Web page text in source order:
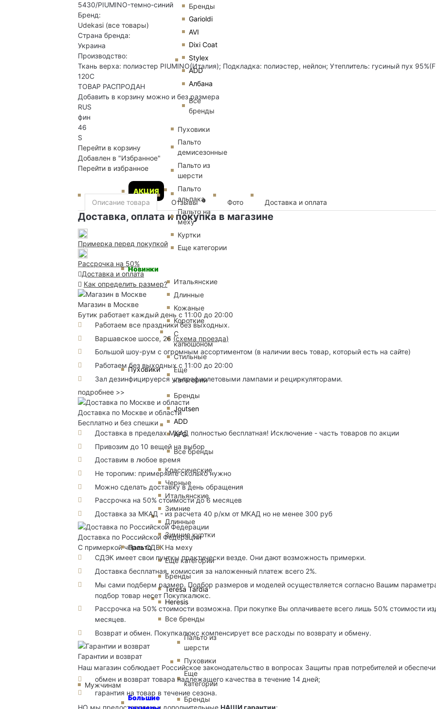
Бренды
Garioldi
AVI
Dixi Coat
Stylex
ADD
Албана
Все
бренды
АКЦИЯ
Пуховики
Пальто
демисезонные
Пальто из
шерсти
Пальто
альпака
Пальто на
меху
Куртки
Еще категории
Мужчинам
Новинки
Пуховики
Итальянские
Длинные
Кожаные
Короткие
С
капюшоном
Стильные
Еще
категории
Бренды
Joutsen
ADD
AFG
Все бренды
Пальто
Классические
Черные
Итальянские
Зимние
Длинные
Зимние куртки
На меху
Еще категории
Бренды
Teresa Tardia
Heresis
Все бренды
Большие
Пальто из
шерсти
Пуховики
Еще
категории
Бренды
5430/PIUMINO-темно-синий
Бренд:
Udekasi (все товары)
Страна бренда:
Украина
Производство:
Ткань верха: полиэстер PIUMINO(Италия); Подкладка: полиэстер, нейлон; Утеплитель: гусиный пух
120С
ТОВАР РАСПРОДАН
Добавить в корзину можно и без размера
RUS
фин
46
S
Перейти в корзину
Добавлен в "Избранное"
Перейти в избранное
Описание товара Отзывы 0 Фото Доставка и оплата
Доставка, оплата и покупка в магазине
Примерка перед покупкой
Рассрочка на 50%
Доставка и оплата
Как определить размер?
Магазин в Москве
Бутик работает каждый день с 11:00 до 20:00
Работаем все праздники без выходных.
Варшавское шоссе, 26 (схема проезда)
Большой шоу-рум с огромным ассортиментом (в наличии весь товар, который есть на сайте)
Работаем без выходных с 11:00 до 20:00
Зал дезинфицируерся ультрафиолетовыми лампами и рециркуляторами.
подробнее >>
Доставка по Москве и области
Бесплатно и без спешки
Доставка в пределах МКАД полностью бесплатная! Исключение - часть товаров по акции
Привозим до 10 вещей на выбор
Доставим в любое время
Не торопим: примеряйте сколько нужно
Можно сделать доставку в день обращения
Рассрочка на 50% стоимости до 6 месяцев
Доставка за МКАД - из расчета 40 р/км от МКАД но не менее 300 руб
Доставка по Российской Федерации
С примеркой через СДЕК
СДЭК имеет свои пунткы практически везде. Они дают возможность примерки.
Доставка бесплатная, комиссия за наложенный платеж всего 2%.
Мы сами подберм размер. Подбор размеров и моделей осуществляется согласно Вашим
подбор товар несет Покупкалюкс.
Рассрочка на 50% стоимости возможна. При покупке Вы оплачиваете всего лишь 50% стоимости
месяцев.
Возврат и обмен. Покупкалюкс компенсирует все расходы по возврату и обмену.
Гарантии и возврат
Наш магазин соблюдает Российское законодательство в вопросах Защиты прав потребителей и
обмен и возврат товара надлежащего качества в течение 14 дней;
гарантия на товар в течение сезона.
НО мы предоставляем и дополнительные НАШИ гарантии: